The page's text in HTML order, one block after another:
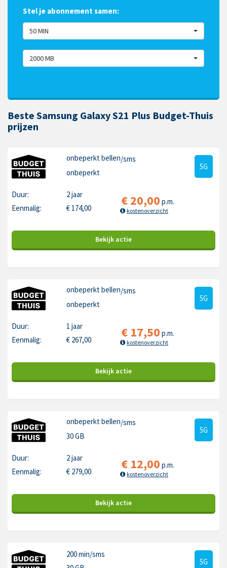
Stel je abonnement samen:
50 MIN
2000 MB
Beste Samsung Galaxy S21 Plus Budget-Thuis
prijzen
onbeperkt bellen/sms
onbeperkt
5G
Duur:
2 jaar
Eenmalig:
€ 174,00 €20,00 p.m.
kostenoverzicht
Bekijk actie
onbeperkt bellen/sms
onbeperkt
5G
Duur:
1 jaar
Eenmalig:
€ 267,00 € 17,50 p.m.
kostenoverzicht
Bekijk actie
onbeperkt bellen/sms
30 GB
5G
Duur:
2 jaar
Eenmalig:
€ 279,00 € 12,00 p.m.
kostenoverzicht
Bekijk actie
200 min/sms
5G